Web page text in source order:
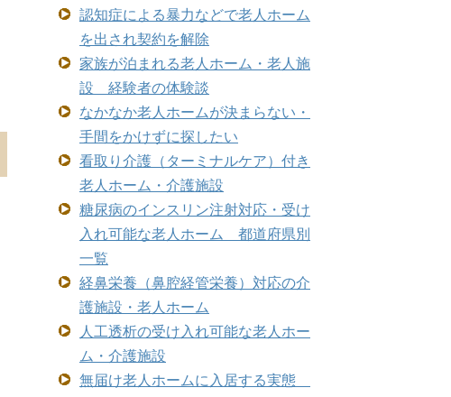
認知症による暴力などで老人ホーム
を出され契約を解除
家族が泊まれる老人ホーム・老人施
設 経験者の体験談
なかなか老人ホームが決まらない・
手間をかけずに探したい
看取り介護（ターミナルケア）付き
老人ホーム・介護施設
糖尿病のインスリン注射対応・受け
入れ可能な老人ホーム 都道府県別
一覧
経鼻栄養（鼻腔経管栄養）対応の介
護施設・老人ホーム
人工透析の受け入れ可能な老人ホー
ム・介護施設
無届け老人ホームに入居する実態